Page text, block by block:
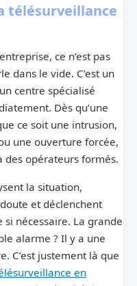
télésurveillance
ce n’est pas
dans le vide. C’est un
centre spécialisé
Dès qu’une
ce soit une intrusion,
une ouverture forcée,
des opérateurs formés.
la situation,
et déclenchent
nécessaire. La grande
alarme ? Il y a une
C’est justement là que
en